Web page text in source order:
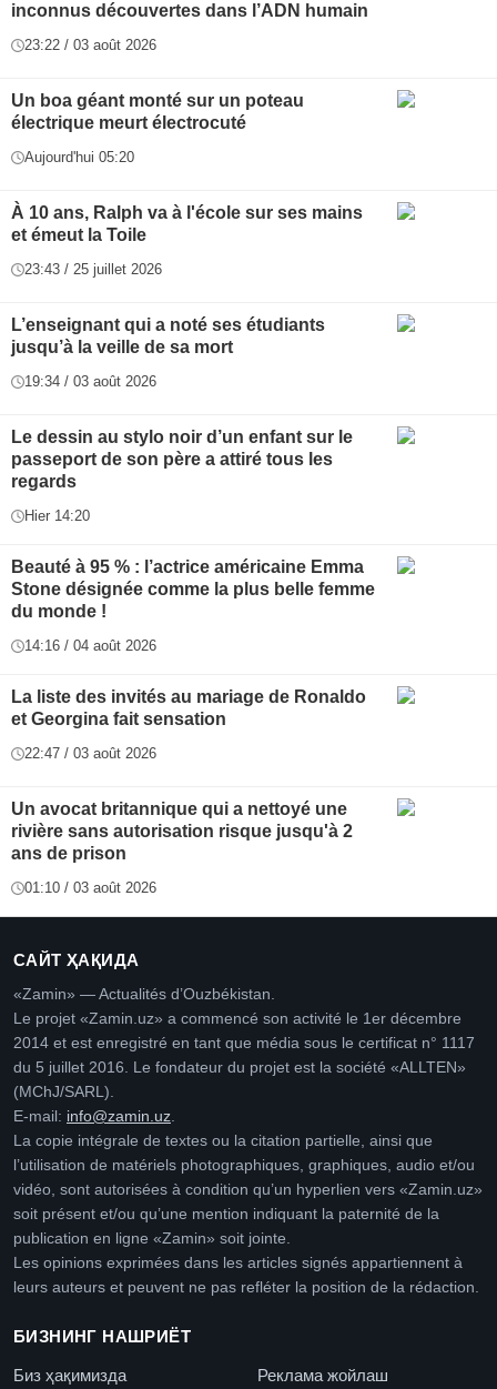
inconnus découvertes dans l’ADN humain
23:22 / 03 août 2026
Un boa géant monté sur un poteau
électrique meurt électrocuté
Aujourd'hui 05:20
À 10 ans, Ralph va à l'école sur ses mains
et émeut la Toile
23:43 / 25 juillet 2026
L’enseignant qui a noté ses étudiants
jusqu’à la veille de sa mort
19:34 / 03 août 2026
Le dessin au stylo noir d’un enfant sur le
passeport de son père a attiré tous les
regards
Hier 14:20
Beauté à 95 % : l’actrice américaine Emma
Stone désignée comme la plus belle femme
du monde !
14:16 / 04 août 2026
La liste des invités au mariage de Ronaldo
et Georgina fait sensation
22:47 / 03 août 2026
Un avocat britannique qui a nettoyé une
rivière sans autorisation risque jusqu'à 2
ans de prison
01:10 / 03 août 2026
САЙТ ҲАҚИДА
«Zamin» — Actualités d’Ouzbékistan.
Le projet «Zamin.uz» a commencé son activité le 1er décembre
2014 et est enregistré en tant que média sous le certificat n° 1117
du 5 juillet 2016. Le fondateur du projet est la société «ALLTEN»
(MChJ/SARL).
E-mail: info@zamin.uz.
La copie intégrale de textes ou la citation partielle, ainsi que
l’utilisation de matériels photographiques, graphiques, audio et/ou
vidéo, sont autorisées à condition qu’un hyperlien vers «Zamin.uz»
soit présent et/ou qu’une mention indiquant la paternité de la
publication en ligne «Zamin» soit jointe.
Les opinions exprimées dans les articles signés appartiennent à
leurs auteurs et peuvent ne pas refléter la position de la rédaction.
БИЗНИНГ НАШРИЁТ
Биз ҳақимизда Реклама жойлаш